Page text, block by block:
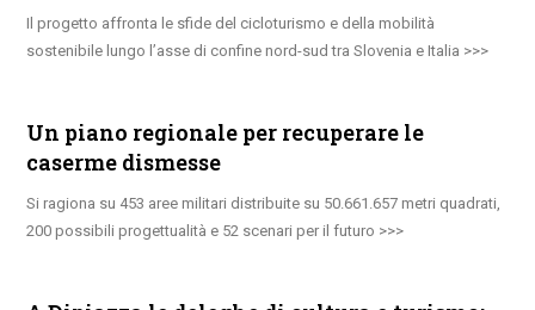
Il progetto affronta le sfide del cicloturismo e della mobilità
sostenibile lungo l’asse di confine nord-sud tra Slovenia e Italia
Un piano regionale per recuperare le
caserme dismesse
Si ragiona su 453 aree militari distribuite su 50.661.657 metri quadrati,
200 possibili progettualità e 52 scenari per il futuro